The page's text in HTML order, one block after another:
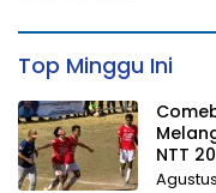
Top Minggu Ini
NTT